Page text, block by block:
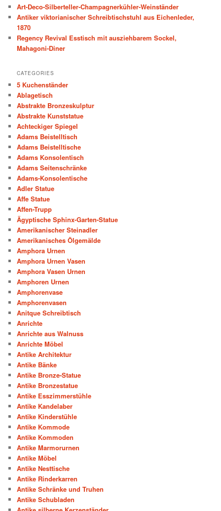
h
Art-Deco-Silberteller-Champagnerkühler-Weinständer
Antiker viktorianischer Schreibtischstuhl aus Eichenleder,
1870
Regency Revival Esstisch mit ausziehbarem Sockel,
Mahagoni-Diner
CATEGORIES
5 Kuchenständer
Ablagetisch
Abstrakte Bronzeskulptur
Abstrakte Kunststatue
Achteckiger Spiegel
Adams Beistelltisch
Adams Beistelltische
Adams Konsolentisch
Adams Seitenschränke
Adams-Konsolentische
Adler Statue
Affe Statue
Affen-Trupp
Ägyptische Sphinx-Garten-Statue
Amerikanischer Steinadler
Amerikanisches Ölgemälde
Amphora Urnen
Amphora Urnen Vasen
Amphora Vasen Urnen
Amphoren Urnen
Amphorenvase
Amphorenvasen
Anitque Schreibtisch
Anrichte
Anrichte aus Walnuss
Anrichte Möbel
Antike Architektur
Antike Bänke
Antike Bronze-Statue
Antike Bronzestatue
Antike Esszimmerstühle
Antike Kandelaber
Antike Kinderstühle
Antike Kommode
Antike Kommoden
Antike Marmorurnen
Antike Möbel
Antike Nesttische
Antike Rinderkarren
Antike Schränke und Truhen
Antike Schubladen